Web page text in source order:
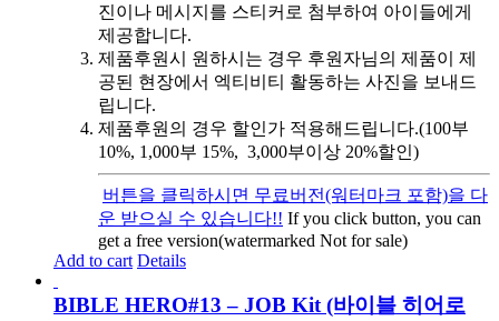
진이나 메시지를 스티커로 첨부하여 아이들에게
제공합니다.
제품후원시 원하시는 경우 후원자님의 제품이 제
공된 현장에서 엑티비티 활동하는 사진을 보내드
립니다.
제품후원의 경우 할인가 적용해드립니다.(100부
10%, 1,000부 15%, 3,000부이상 20%할인)
버튼을 클릭하시면 무료버전(워터마크 포함)을 다
운 받으실 수 있습니다!! If you click button, you can
get a free version(watermarked Not for sale)
Add to cart Details
BIBLE HERO#13 – JOB Kit (바이블 히어로